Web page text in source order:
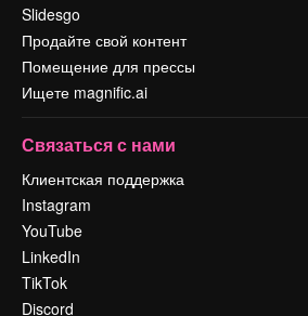
Slidesgo
Продайте свой контент
Помещение для прессы
Ищете magnific.ai
Связаться с нами
Клиентская поддержка
Instagram
YouTube
LinkedIn
TikTok
Discord